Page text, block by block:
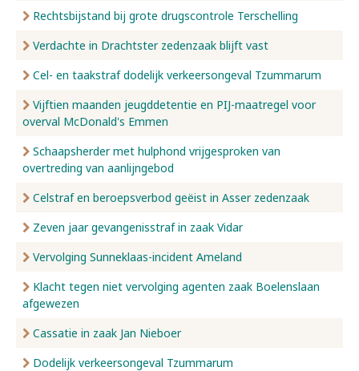
Rechtsbijstand bij grote drugscontrole Terschelling
Verdachte in Drachtster zedenzaak blijft vast
Cel- en taakstraf dodelijk verkeersongeval Tzummarum
Vijftien maanden jeugddetentie en PIJ-maatregel voor
overval McDonald's Emmen
Schaapsherder met hulphond vrijgesproken van
overtreding van aanlijngebod
Celstraf en beroepsverbod geëist in Asser zedenzaak
Zeven jaar gevangenisstraf in zaak Vidar
Vervolging Sunneklaas-incident Ameland
Klacht tegen niet vervolging agenten zaak Boelenslaan
afgewezen
Cassatie in zaak Jan Nieboer
Dodelijk verkeersongeval Tzummarum